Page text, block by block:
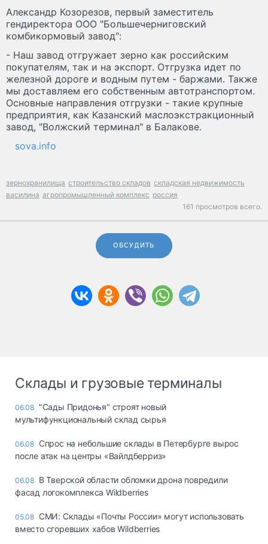
Александр Козорезов, первый заместитель
гендиректора ООО "Большечерниговский
комбикормовый завод":
- Наш завод отгружает зерно как российским
покупателям, так и на экспорт. Отгрузка идет по
железной дороге и водным путем - баржами. Также
мы доставляем его собственным автотранспортом.
Основные направления отгрузки - такие крупные
предприятия, как Казанский маслоэкстракционный
завод, "Волжский терминал" в Балакове.
sova.info
зернохранилища строительство складов складская недвижимость
василина агропромышленный комплекс россия
161 просмотров всего.
ОБСУДИТЬ
Склады и грузовые терминалы
06.08 "Сады Придонья" строят новый
мультифункциональный склад сырья
06.08 Спрос на небольшие склады в Петербурге вырос
после атак на центры «Вайлдберриз»
06.08 В Тверской области обломки дрона повредили
фасад логокомплекса Wildberries
05.08 СМИ: Склады «Почты России» могут использовать
вместо сгоревших хабов Wildberries